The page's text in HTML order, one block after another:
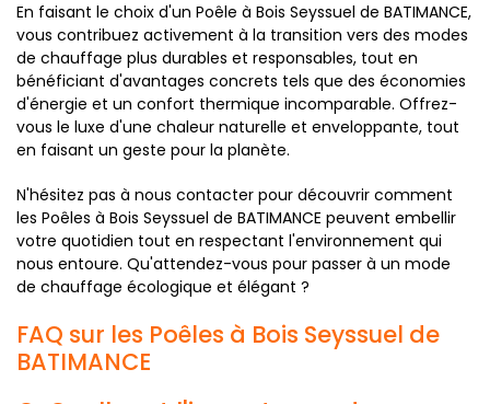
En faisant le choix d'un Poêle à Bois Seyssuel de BATIMANCE,
vous contribuez activement à la transition vers des modes
de chauffage plus durables et responsables, tout en
bénéficiant d'avantages concrets tels que des économies
d'énergie et un confort thermique incomparable. Offrez-
vous le luxe d'une chaleur naturelle et enveloppante, tout
en faisant un geste pour la planète.
N'hésitez pas à nous contacter pour découvrir comment
les Poêles à Bois Seyssuel de BATIMANCE peuvent embellir
votre quotidien tout en respectant l'environnement qui
nous entoure. Qu'attendez-vous pour passer à un mode
de chauffage écologique et élégant ?
FAQ sur les Poêles à Bois Seyssuel de
BATIMANCE